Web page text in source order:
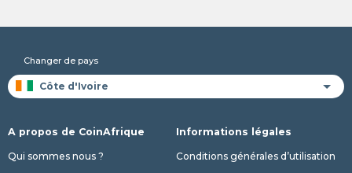
Changer de pays
A propos de CoinAfrique
Qui sommes nous ?
Informations légales
Conditions générales d’utilisation